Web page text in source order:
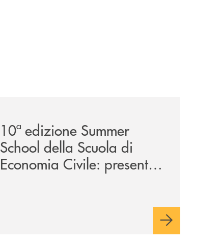
10ª edizione Summer
School della Scuola di
Economia Civile: presente
anche la Banca Monte